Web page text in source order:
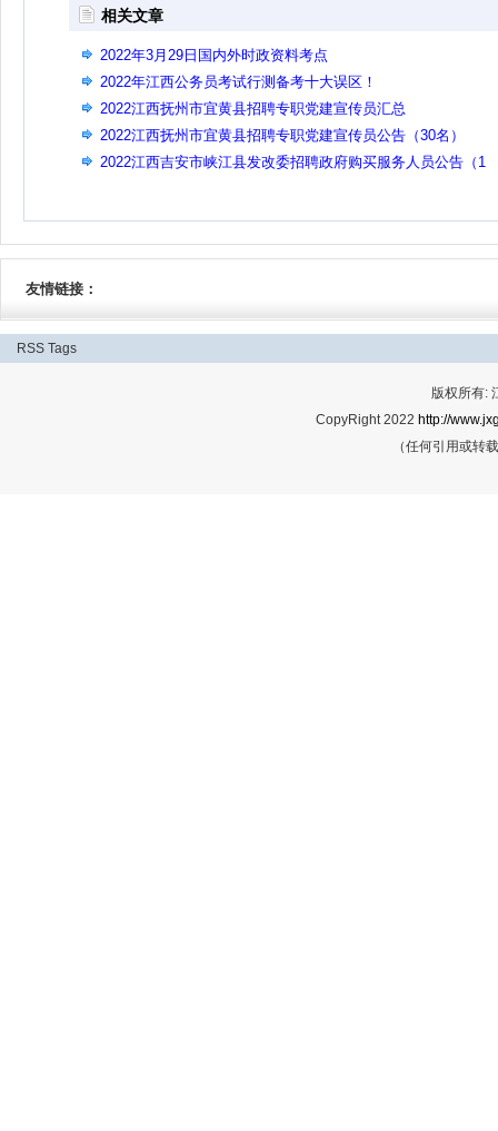
相关文章
2022年3月29日国内外时政资料考点
2022年江西公务员考试行测备考十大误区！
2022江西抚州市宜黄县招聘专职党建宣传员汇总
2022江西抚州市宜黄县招聘专职党建宣传员公告（30名）
2022江西吉安市峡江县发改委招聘政府购买服务人员公告（1
友情链接：
RSS Tags
版权所有:
CopyRight 2022 http://
（任何引用或转